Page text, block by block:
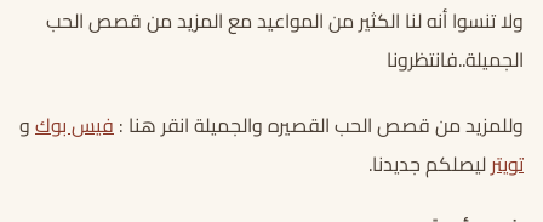
ولا تنسوا أنه لنا الكثير من المواعيد مع المزيد من قصص الحب
الجميلة..فانتظرونا
وللمزيد من قصص الحب القصيره والجميلة انقر هنا :فيس بوكو
تويترليصلكم جديدنا.